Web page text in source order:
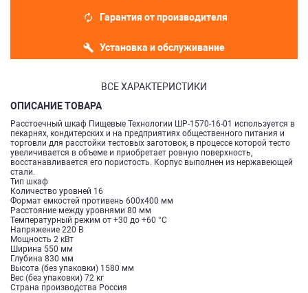
Гарантия от производителя
Установка и обслуживание
ВСЕ ХАРАКТЕРИСТИКИ
ОПИСАНИЕ ТОВАРА
Расстоечный шкаф Пищевые Технологии ШР-1570-16-01 используется в
пекарнях, кондитерских и на предприятиях общественного питания и
торговли для расстойки тестовых заготовок, в процессе которой тесто
увеличивается в объеме и приобретает ровную поверхность,
восстанавливается его пористость. Корпус выполнен из нержавеющей
стали.
Тип шкаф
Количество уровней 16
Формат емкостей противень 600х400 мм
Расстояние между уровнями 80 мм
Температурный режим от +30 до +60 °С
Напряжение 220 В
Мощность 2 кВт
Ширина 550 мм
Глубина 830 мм
Высота (без упаковки) 1580 мм
Вес (без упаковки) 72 кг
Страна производства Россия